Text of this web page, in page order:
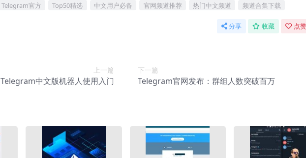
Telegram官方 Top50精选 中文用户必备 官网频道推荐 热门中文频道 频道合集下载
分享 收藏 点
上一篇
Telegram中文版机器人使用入门
下一篇
Telegram官网发布：群组人数突破百万